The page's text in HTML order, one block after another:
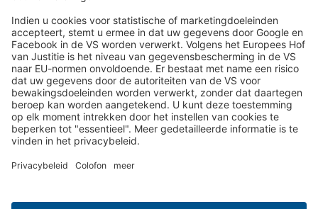
Reispost via de e-mailnieuwsbrief:
In de toekomst sturen wij u graag onze mooiste reizen per e-
mail toe!
Schrijf je nu in!